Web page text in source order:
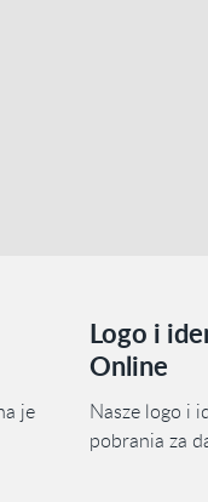
je
Logo i
Online
Nasze logo i
pobrania za